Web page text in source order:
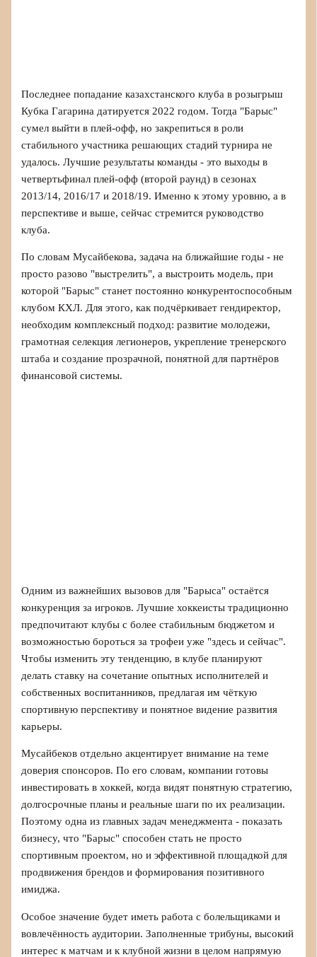
Последнее попадание казахстанского клуба в розыгрыш
Кубка Гагарина датируется 2022 годом. Тогда "Барыс"
сумел выйти в плей‑офф, но закрепиться в роли
стабильного участника решающих стадий турнира не
удалось. Лучшие результаты команды - это выходы в
четвертьфинал плей‑офф (второй раунд) в сезонах
2013/14, 2016/17 и 2018/19. Именно к этому уровню, а в
перспективе и выше, сейчас стремится руководство
клуба.
По словам Мусайбекова, задача на ближайшие годы - не
просто разово "выстрелить", а выстроить модель, при
которой "Барыс" станет постоянно конкурентоспособным
клубом КХЛ. Для этого, как подчёркивает гендиректор,
необходим комплексный подход: развитие молодежи,
грамотная селекция легионеров, укрепление тренерского
штаба и создание прозрачной, понятной для партнёров
финансовой системы.
Одним из важнейших вызовов для "Барыса" остаётся
конкуренция за игроков. Лучшие хоккеисты традиционно
предпочитают клубы с более стабильным бюджетом и
возможностью бороться за трофеи уже "здесь и сейчас".
Чтобы изменить эту тенденцию, в клубе планируют
делать ставку на сочетание опытных исполнителей и
собственных воспитанников, предлагая им чёткую
спортивную перспективу и понятное видение развития
карьеры.
Мусайбеков отдельно акцентирует внимание на теме
доверия спонсоров. По его словам, компании готовы
инвестировать в хоккей, когда видят понятную стратегию,
долгосрочные планы и реальные шаги по их реализации.
Поэтому одна из главных задач менеджмента - показать
бизнесу, что "Барыс" способен стать не просто
спортивным проектом, но и эффективной площадкой для
продвижения брендов и формирования позитивного
имиджа.
Особое значение будет иметь работа с болельщиками и
вовлечённость аудитории. Заполненные трибуны, высокий
интерес к матчам и к клубной жизни в целом напрямую